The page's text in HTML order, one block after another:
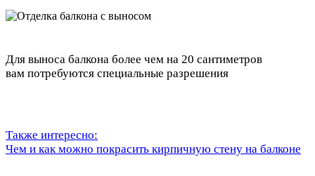
Для выноса балкона более чем на 20 сантиметров
вам потребуются специальные разрешения
Также интересно:
Чем и как можно покрасить кирпичную стену на балконе